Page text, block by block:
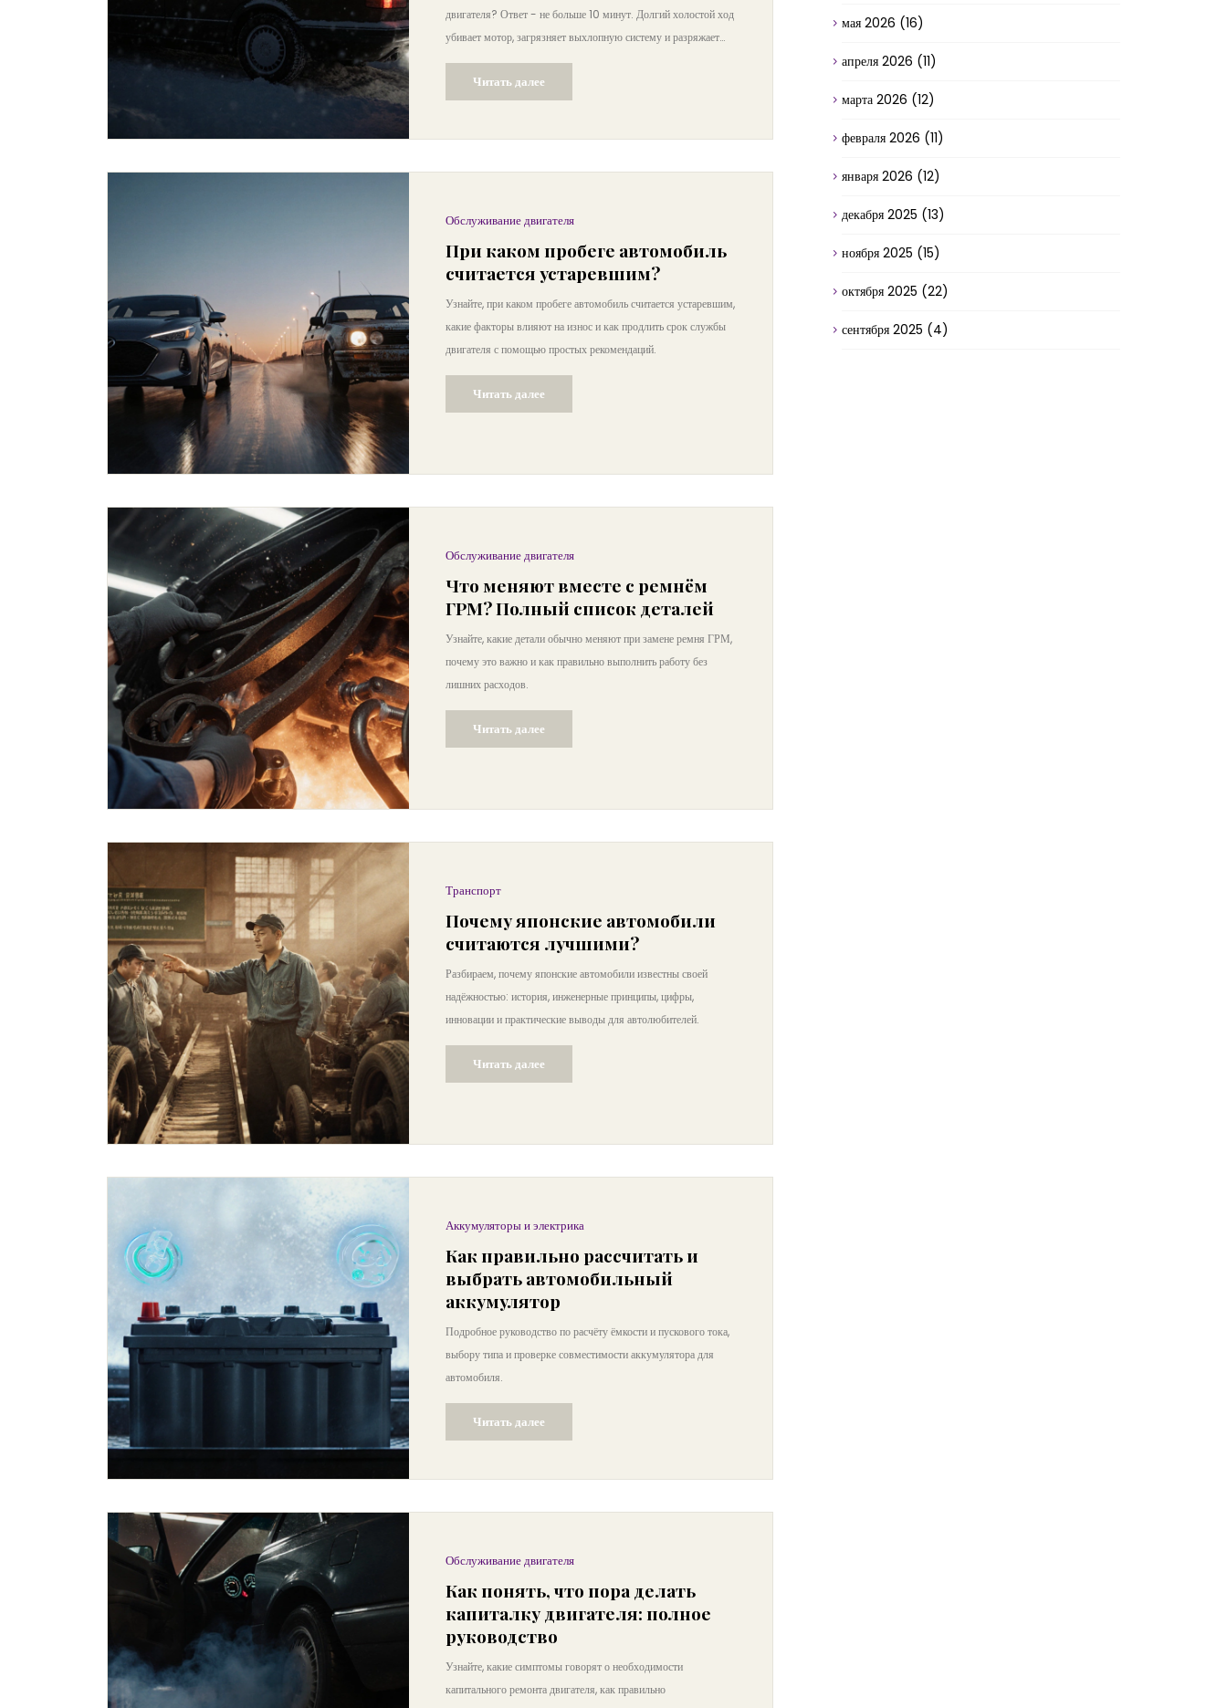
двигателя? Ответ - не больше 10 минут. Долгий холостой ход
убивает мотор, загрязняет выхлопную систему и разряжает
аккумулятор. Узнайте, как правильно прогревать машину
зимой и как продлить срок службы двигателя.
Читать далее
Обслуживание двигателя
При каком пробеге автомобиль
считается устаревшим?
Узнайте, при каком пробеге автомобиль считается устаревшим,
какие факторы влияют на износ и как продлить срок службы
двигателя с помощью простых рекомендаций.
Читать далее
Обслуживание двигателя
Что меняют вместе с ремнём
ГРМ? Полный список деталей
Узнайте, какие детали обычно меняют при замене ремня ГРМ,
почему это важно и как правильно выполнить работу без
лишних расходов.
Читать далее
Транспорт
Почему японские автомобили
считаются лучшими?
Разбираем, почему японские автомобили известны своей
надёжностью: история, инженерные принципы, цифры,
инновации и практические выводы для автолюбителей.
Читать далее
Аккумуляторы и электрика
Как правильно рассчитать и
выбрать автомобильный
аккумулятор
Подробное руководство по расчёту ёмкости и пускового тока,
выбору типа и проверке совместимости аккумулятора для
автомобиля.
Читать далее
Обслуживание двигателя
Как понять, что пора делать
капиталку двигателя: полное
руководство
Узнайте, какие симптомы говорят о необходимости
капитального ремонта двигателя, как правильно
мая 2026 (16)
апреля 2026 (11)
марта 2026 (12)
февраля 2026 (11)
января 2026 (12)
декабря 2025 (13)
ноября 2025 (15)
октября 2025 (22)
сентября 2025 (4)